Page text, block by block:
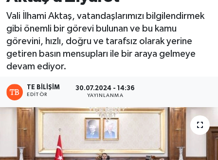
Vali İlhami Aktaş, vatandaşlarımızı bilgilendirmek
gibi önemli bir görevi bulunan ve bu kamu
görevini, hızlı, doğru ve tarafsız olarak yerine
getiren basın mensupları ile bir araya gelmeye
devam ediyor.
TE BILIŞIM
EDITÖR
30.07.2024 - 14:36
YAYINLANMA